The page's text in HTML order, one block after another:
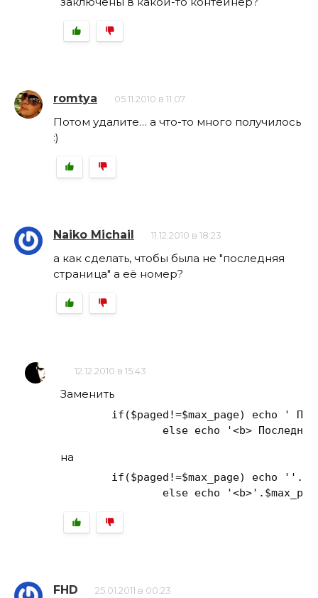
romtya 05.11.2010 в 11:07
Потом удалите… а что-то много получилось
:)
Naiko Michail 11.12.2010 в 18:23
a как сделать, чтобы была не "последняя
страница" а её номер?
12.12.2010 в 15:43
Заменить
if ($paged!=$max_page) echo
'
else echo '<b>
на
if ($paged!=$max_page) echo ''
else echo '<b>'
FHD 25.01.2011 в 00:23